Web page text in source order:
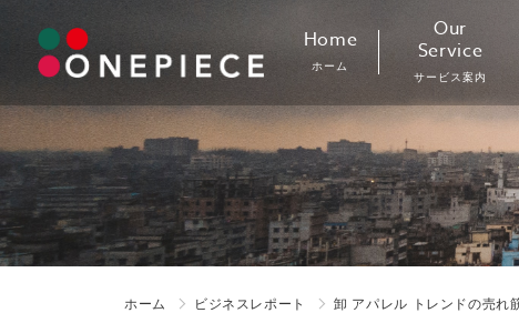
content
Home
ホーム
Our
Service
サービス案内
ホーム ビジネスレポート 卸 アパレル トレンドの売れ